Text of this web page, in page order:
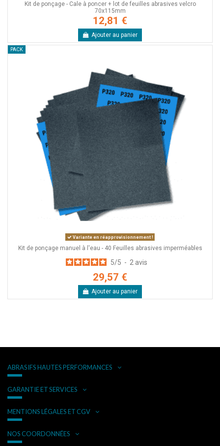
Kit de ponçage - Cale à poncer + lot de feuilles abrasives velcro
70x115mm
12,81 €
Ajouter au panier
PACK
Variante en réapprovisionnement !
Kit de ponçage manuel à l'eau - 40 Feuilles abrasives imperméables
5/5 - 2 avis
29,57 €
Ajouter au panier
ABRASIFS HAUTES PERFORMANCES
GARANTIE ET SERVICES
MENTIONS LÉGALES ET CGV
NOS COORDONNÉES